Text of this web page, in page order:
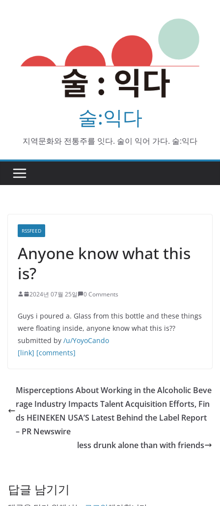
술:익다
지역문화와 전통주를 잇다. 술이 익어 가다. 술:익다
RSSFEED
Anyone know what this
is?
2024년 07월 25일 0 Comments
Guys i poured a. Glass from this bottle and these things
were floating inside, anyone know what this is??
submitted by /u/YoyoCando
[link] [comments]
Misperceptions About Working in the Alcoholic Beve
rage Industry Impacts Talent Acquisition Efforts, Fin
ds HEINEKEN USA’S Latest Behind the Label Report
– PR Newswire
less drunk alone than with friends
답글 남기기